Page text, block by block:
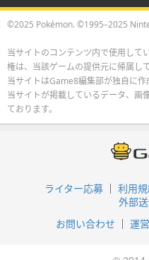
©2025 Pokémon. ©1995–2025
当サイトのコンテンツ内で使用して
権は、当該ゲームの提供元に帰属して
当サイトはGame8編集部が独自に作
当サイトが掲載しているデータ、画
ております。
ライター応募 利用
外部
お問い合わせ
運